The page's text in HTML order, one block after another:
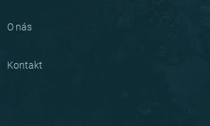
O nás
Kontakt